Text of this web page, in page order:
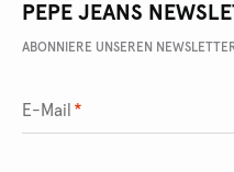
PEPE JEANS
ABONNIERE UNSEREN
E-Mail *